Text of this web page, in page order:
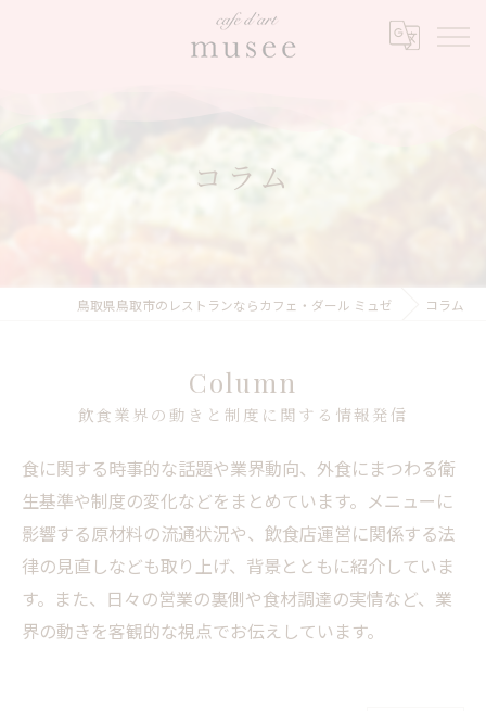
コラム
鳥取県鳥取市のレストランならカフェ・ダール ミュゼ コラム
Column
飲食業界の動きと制度に関する情報発信
食に関する時事的な話題や業界動向、外食にまつわる衛
生基準や制度の変化などをまとめています。メニューに
影響する原材料の流通状況や、飲食店運営に関係する法
律の見直しなども取り上げ、背景とともに紹介していま
す。また、日々の営業の裏側や食材調達の実情など、業
界の動きを客観的な視点でお伝えしています。